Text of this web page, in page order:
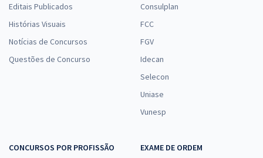
Editais Publicados
Histórias Visuais
Notícias de Concursos
Questões de Concurso
Consulplan
FCC
FGV
Idecan
Selecon
Uniase
Vunesp
CONCURSOS POR PROFISSÃO
EXAME DE ORDEM